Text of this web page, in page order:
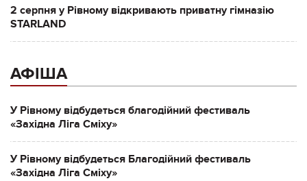
2 серпня у Рівному відкривають приватну гімназію
STARLAND
АФІША
У Рівному відбудеться благодійний фестиваль
«Західна Ліга Сміху»
У Рівному відбудеться Благодійний фестиваль
«Західна Ліга Сміху»